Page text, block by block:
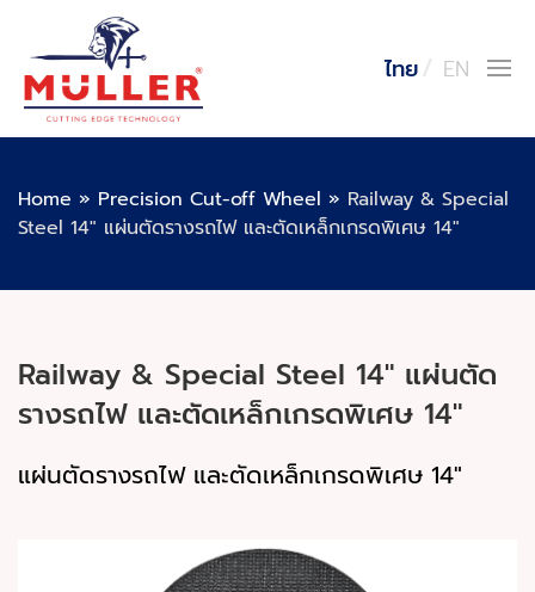
ไทย EN
Home » Precision Cut-off Wheel » Railway & Special
Steel 14″ แผ่นตัดรางรถไฟ และตัดเหล็กเกรดพิเศษ 14″
Railway & Special Steel 14″ แผ่นตัด
รางรถไฟ และตัดเหล็กเกรดพิเศษ 14″
แผ่นตัดรางรถไฟ และตัดเหล็กเกรดพิเศษ 14"